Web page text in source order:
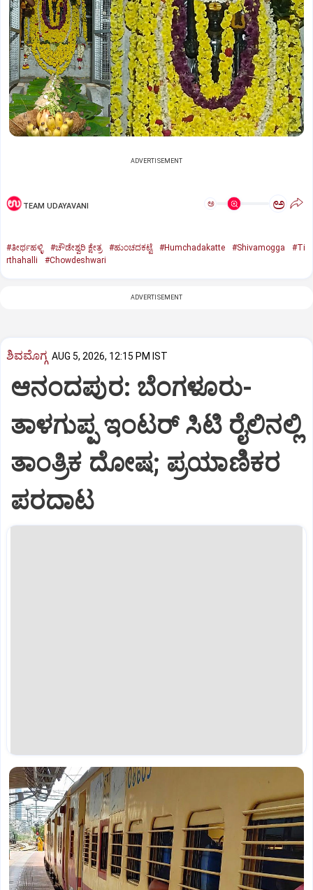
ADVERTISEMENT
TEAM UDAYAVANI ಅ ಅ
#ತೀರ್ಥಹಳ್ಳಿ #ಚೌಡೇಶ್ವರಿ ಕ್ಷೇತ್ರ #ಹುಂಚದಕಟ್ಟೆ #Humchadakatte #Shivamogga
#Ti
rthahalli
#Chowdeshwari
ADVERTISEMENT
ಶಿವಮೊಗ್ಗ AUG 5, 2026, 12:15 PM IST
ಆನಂದಪುರ: ಬೆಂಗಳೂರು-
ತಾಳಗುಪ್ಪ ಇಂಟರ್ ಸಿಟಿ ರೈಲಿನಲ್ಲಿ
ತಾಂತ್ರಿಕ ದೋಷ; ಪ್ರಯಾಣಿಕರ
ಪರದಾಟ